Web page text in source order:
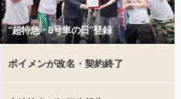
“超特急・8号車の日”登録
ボイメンが改名・契約終了